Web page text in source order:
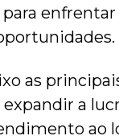
enfrentar
as
a
ao